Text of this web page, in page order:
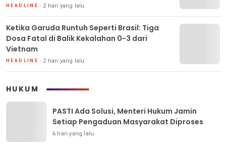
HEADLINE 2 hari yang lalu
Ketika Garuda Runtuh Seperti Brasil: Tiga
Dosa Fatal di Balik Kekalahan 0-3 dari
Vietnam
HEADLINE 2 hari yang lalu
HUKUM
PASTI Ada Solusi, Menteri Hukum Jamin
Setiap Pengaduan Masyarakat Diproses
6 hari yang lalu